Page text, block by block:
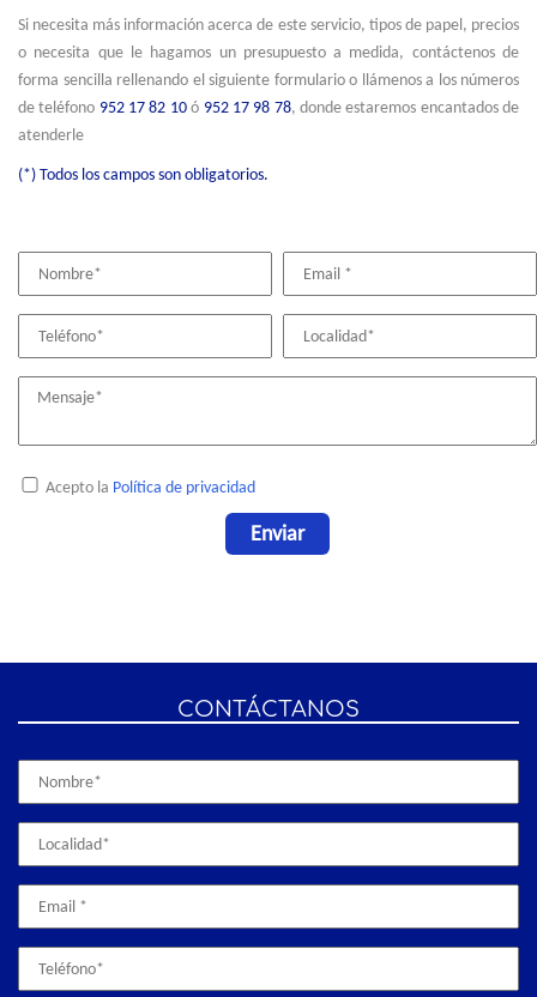
Si necesita más información acerca de este servicio, tipos de papel, precios
o necesita que le hagamos un presupuesto a medida, contáctenos de
forma sencilla rellenando el siguiente formulario o llámenos a los números
de teléfono 952 17 82 10ó 952 17 98 78, donde estaremos encantados de
atenderle
(*) Todos los campos son obligatorios.
Acepto la Política de privacidad
CONTÁCTANOS